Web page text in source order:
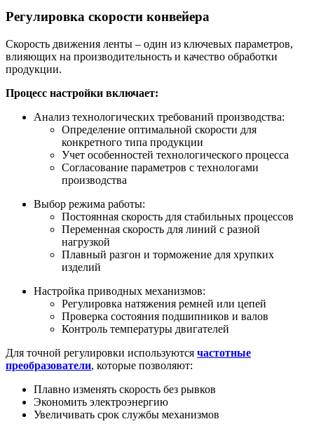
Регулировка скорости конвейера
Скорость движения ленты – один из ключевых параметров,
влияющих на производительность и качество обработки
продукции.
Процесс настройки включает:
Анализ технологических требований производства:
Определение оптимальной скорости для
конкретного типа продукции
Учет особенностей технологического процесса
Согласование параметров с технологами
производства
Выбор режима работы:
Постоянная скорость для стабильных процессов
Переменная скорость для линий с разной
нагрузкой
Плавный разгон и торможение для хрупких
изделий
Настройка приводных механизмов:
Регулировка натяжения ремней или цепей
Проверка состояния подшипников и валов
Контроль температуры двигателей
Для точной регулировки используются частотные
преобразователи, которые позволяют:
Плавно изменять скорость без рывков
Экономить электроэнергию
Увеличивать срок службы механизмов